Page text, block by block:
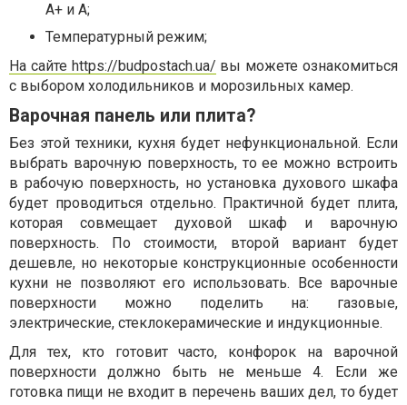
А+ и А;
Температурный режим;
На сайте https://budpostach.ua/ вы можете ознакомиться
с выбором холодильников и морозильных камер.
Варочная панель или плита?
Без этой техники, кухня будет нефункциональной. Если
выбрать варочную поверхность, то ее можно встроить
в рабочую поверхность, но установка духового шкафа
будет проводиться отдельно. Практичной будет плита,
которая совмещает духовой шкаф и варочную
поверхность. По стоимости, второй вариант будет
дешевле, но некоторые конструкционные особенности
кухни не позволяют его использовать. Все варочные
поверхности можно поделить на: газовые,
электрические, стеклокерамические и индукционные.
Для тех, кто готовит часто, конфорок на варочной
поверхности должно быть не меньше 4. Если же
готовка пищи не входит в перечень ваших дел, то будет